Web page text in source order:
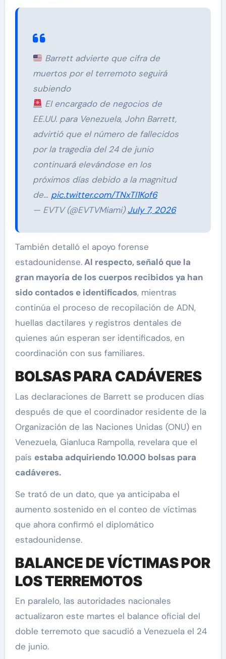
Barrett advierte que cifra de
muertos por el terremoto seguirá
subiendo
El encargado de negocios de
EE.UU. para Venezuela, John Barrett,
advirtió que el número de fallecidos
por la tragedia del 24 de junio
continuará elevándose en los
próximos días debido a la magnitud
de… pic.twitter.com/TNxTl1Kof6
— EVTV (@EVTVMiami)July 7, 2026
También detalló el apoyo forense
estadounidense.Al respecto, señaló que la
gran mayoría de los cuerpos recibidos ya han
sido contados e identificados, mientras
continúa el proceso de recopilación de ADN,
huellas dactilares y registros dentales de
quienes aún esperan ser identificados, en
coordinación con sus familiares.
BOLSAS PARA CADÁVERES
Las declaraciones de Barrett se producen días
después de que el coordinador residente de la
Organización de las Naciones Unidas (ONU) en
Venezuela, Gianluca Rampolla, revelara que el
país estaba adquiriendo 10.000 bolsas para
cadáveres.
Se trató de un dato, que ya anticipaba el
aumento sostenido en el conteo de víctimas
que ahora confirmó el diplomático
estadounidense.
BALANCE DE VÍCTIMAS POR
LOS TERREMOTOS
En paralelo, las autoridades nacionales
actualizaron este martes el balance oficial del
doble terremoto que sacudió a Venezuela el 24
de junio.